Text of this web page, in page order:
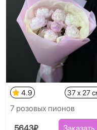
4.9 37 x 27
7 розовых пионов